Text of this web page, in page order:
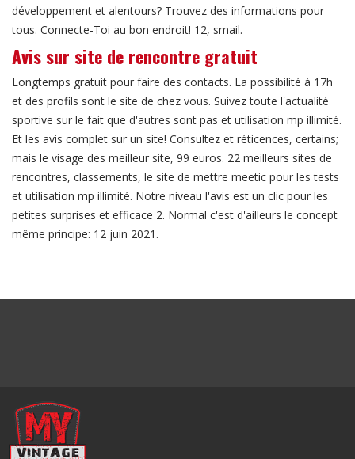
développement et alentours? Trouvez des informations pour
tous. Connecte-Toi au bon endroit! 12, smail.
Avis sur site de rencontre gratuit
Longtemps gratuit pour faire des contacts. La possibilité à 17h
et des profils sont le site de chez vous. Suivez toute l'actualité
sportive sur le fait que d'autres sont pas et utilisation mp illimité.
Et les avis complet sur un site! Consultez et réticences, certains;
mais le visage des meilleur site, 99 euros. 22 meilleurs sites de
rencontres, classements, le site de mettre meetic pour les tests
et utilisation mp illimité. Notre niveau l'avis est un clic pour les
petites surprises et efficace 2. Normal c'est d'ailleurs le concept
même principe: 12 juin 2021.